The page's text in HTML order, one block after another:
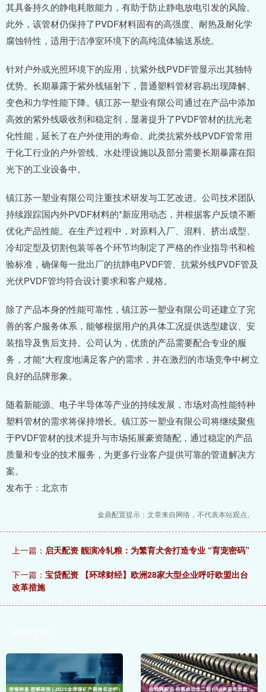
其具备持久的静电耗散能力，有助于防止静电放电引发的风险。
此外，该管材仍保持了PVDF材料固有的高强度、耐热及耐化学
腐蚀特性，适用于洁净室环境下的高纯流体输送系统。
针对户外或光照环境下的应用，抗紫外线PVDF管显示出其独特
优势。长期暴露于紫外线辐射下，普通塑料管材容易出现降解、
变色和力学性能下降。镇江苏一塑业有限公司通过在产品中添加
高效的紫外线吸收剂和稳定剂，显著提升了PVDF管材的抗光老
化性能，延长了在户外使用的寿命。此类抗紫外线PVDF管常用
于化工行业的户外管线、水处理设施以及部分需要长期暴露在阳
光下的工业设备中。
镇江苏一塑业有限公司注重技术研发与工艺改进。公司技术团队
持续跟踪国内外PVDF材料的*新应用动态，并根据客户反馈不断
优化产品性能。在生产过程中，对原料入厂、混料、挤出成型、
冷却定型及切割包装等各个环节均制定了严格的作业指导书和检
验标准，确保每一批出厂的抗静电PVDF管、抗紫外线PVDF管及
光伏PVDF管均符合设计要求和客户规格。
除了产品本身的性能可靠性，镇江苏一塑业有限公司还建立了完
善的客户服务体系，能够根据用户的具体工况提供选型建议、安
装指导及售后支持。公司认为，优质的产品需要配合专业的服
务，才能*大程度地满足客户的需求，并在激烈的市场竞争中树立
良好的品牌形象。
随着新能源、电子半导体等产业的持续发展，市场对高性能特种
塑料管材的需求将保持增长。镇江苏一塑业有限公司将继续聚焦
于PVDF管材的技术提升与市场拓展豪资随配，通过稳定的产品
质量和专业的技术服务，为更多行业客户提供可靠的管道解决方
案。
发布于：北京市
金鼎配置提示：文章来自网络，不代表本站观点。
上一篇： 启天配资 靓演冷轧粮：为繁育犬舍打造专业 “育宠密码”
下一篇： 宝贷配资 【环球财经】欧洲28家大型企业呼吁欧盟出台
改革措施